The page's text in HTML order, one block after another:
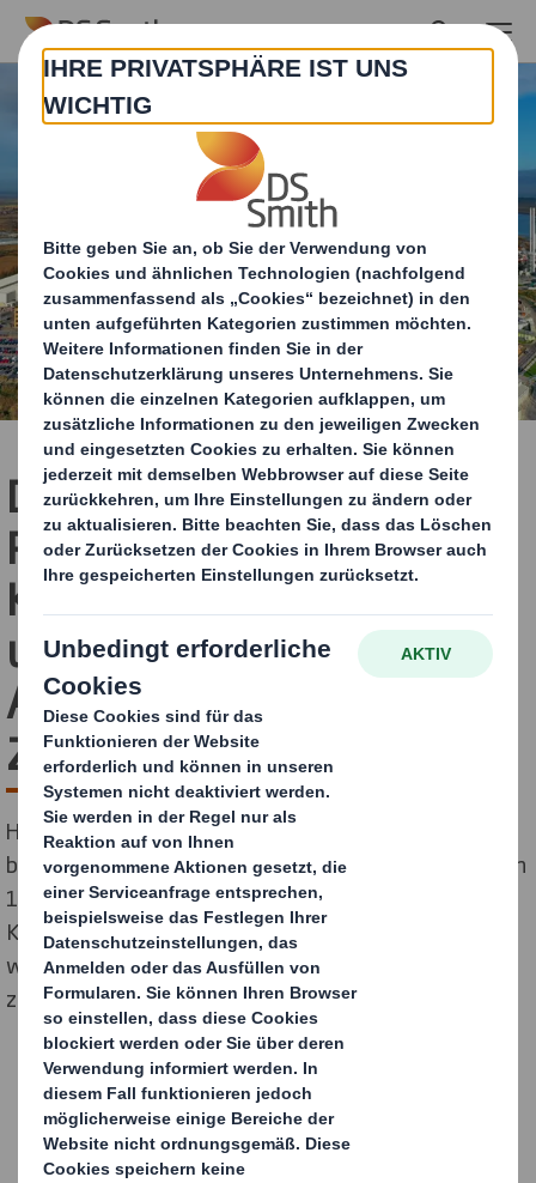
Skip to main content
DS Smith beschleunigt
Pläne zur
Kohlenstoffreduzierung
und verpflichtet sich zur
Anpassung an das 1,5°C-
Ziel
Heute geben wir unsere ehrgeizige Verpflichtung
bekannt, unsere globalen Geschäftsaktivitäten auf ein
1,5°C-Szenario auszurichten, wie es im Pariser
Klimaabkommen festgelegt ist. Die Roadmap zu 1,5°C
wurde bei der Science Based Targets Initiative (SBTi)*
zur Überprüfung eingereicht.